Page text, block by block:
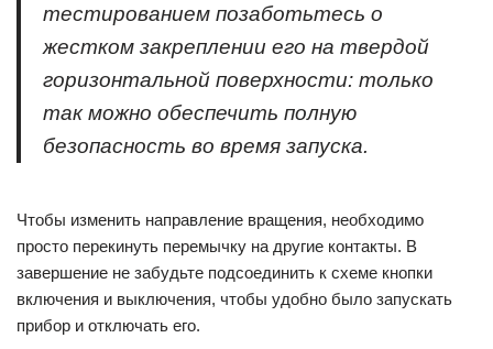
тестированием позаботьтесь о
жестком закреплении его на твердой
горизонтальной поверхности: только
так можно обеспечить полную
безопасность во время запуска.
Чтобы изменить направление вращения, необходимо
просто перекинуть перемычку на другие контакты. В
завершение не забудьте подсоединить к схеме кнопки
включения и выключения, чтобы удобно было запускать
прибор и отключать его.